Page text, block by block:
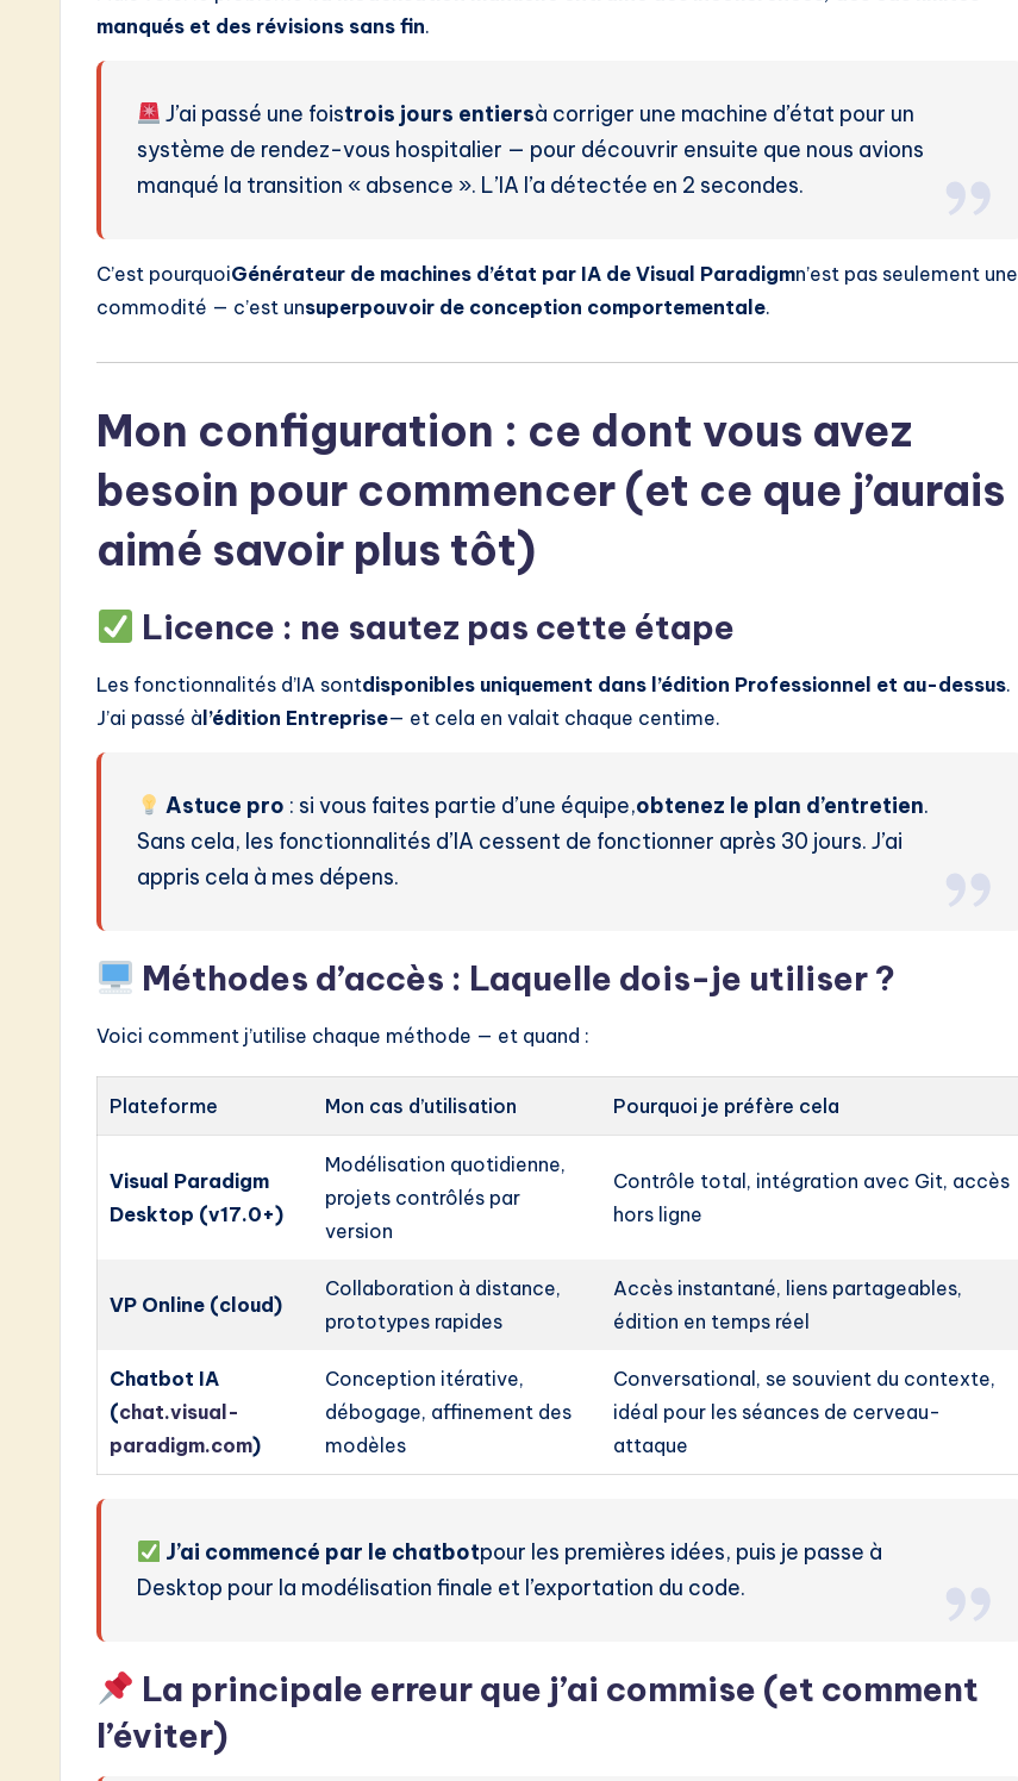
manqués et des révisions sans fin.
J’ai passé une foistrois jours entiersà corriger une machine d’état pour un
système de rendez-vous hospitalier — pour découvrir ensuite que nous avions
manqué la transition « absence ». L’IA l’a détectée en 2 secondes.
C’est pourquoiGénérateur de machines d’état par IA de Visual Paradigmn’est pas seulement une
commodité — c’est unsuperpouvoir de conception comportementale.
Mon configuration : ce dont vous avez
besoin pour commencer (et ce que j’aurais
aimé savoir plus tôt)
Licence : ne sautez pas cette étape
Les fonctionnalités d’IA sontdisponibles uniquement dans l’édition Professionnel et au-dessus.
J’ai passé àl’édition Entreprise— et cela en valait chaque centime.
Astuce pro : si vous faites partie d’une équipe,obtenez le plan d’entretien.
Sans cela, les fonctionnalités d’IA cessent de fonctionner après 30 jours. J’ai
appris cela à mes dépens.
Méthodes d’accès : Laquelle dois-je utiliser ?
Voici comment j’utilise chaque méthode — et quand :
Plateforme Mon cas d’utilisation Pourquoi je préfère cela
Visual Paradigm
Desktop (v17.0+)
Modélisation quotidienne,
projets contrôlés par
version
Contrôle total, intégration avec Git, accès
hors ligne
VP Online (cloud)
Collaboration à distance,
prototypes rapides
Accès instantané, liens partageables,
édition en temps réel
Chatbot IA
(chat.visual-
paradigm.com)
Conception itérative,
débogage, affinement des
modèles
Conversational, se souvient du contexte,
idéal pour les séances de cerveau-
attaque
J’ai commencé par le chatbotpour les premières idées, puis je passe à
Desktop pour la modélisation finale et l’exportation du code.
La principale erreur que j’ai commise (et comment
l’éviter)